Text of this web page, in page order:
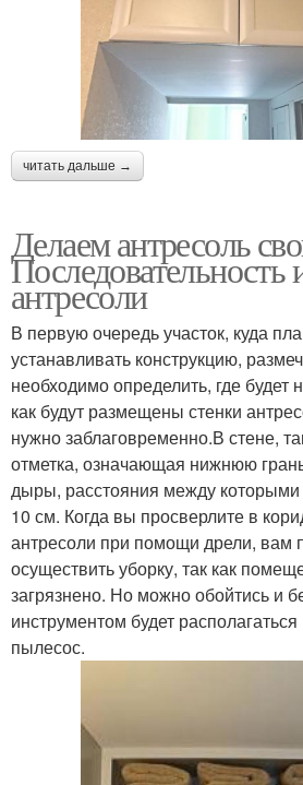
читать дальше →
Делаем антресоль
Последовательность
антресоли
В первую очередь участок, куда
устанавливать конструкцию,
необходимо определить, где будет
как будут размещены стенки
нужно заблаговременно.В стене,
отметка, означающая нижнюю
дыры, расстояния между
10 см. Когда вы просверлите в
антресоли при помощи дрели, вам
осуществить уборку, так как
загрязнено. Но можно обойтись и
инструментом будет
пылесос.